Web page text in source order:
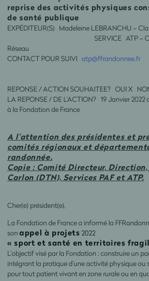
reprise des activités physiques
de santé publique
EXPÉDITEUR(S) Madeleine
SERVICE ATP –
Réseau
CONTACT POUR SUIVI atp@ffrandonnee.fr
REPONSE / ACTION SOUHAITEE? OUI X
LA REPONSE / DE L’ACTION? 19 Janvier 2022
à la Fondation de France
A l’attention des présidentes et
comités régionaux et
randonnée.
Copie : Comité Directeur,
Carlon (DTN), Services PAF et ATP.
Cher(e) président(e),
La Fondation de France a informé la
son appel à projets 2022
« sport et santé en territoires
L’objectif visé par la Fondation : construire un
intégrant la pratique d’une activité physique ou
pour tout patient vivant en zone rurale ou en